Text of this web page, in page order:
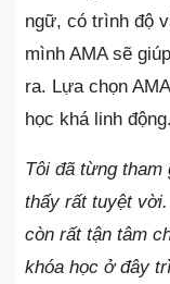
ngữ, có trình độ
mình AMA sẽ
ra. Lựa chọn
học khá linh động.
Tôi đã từng tham
thấy rất tuyệt
còn rất tận tâm
khóa học ở đây